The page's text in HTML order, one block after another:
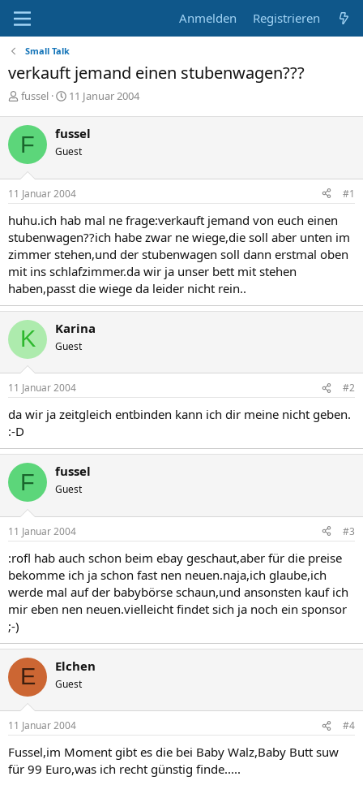
Anmelden Registrieren
Small Talk
verkauft jemand einen stubenwagen???
E
s
t
e
l
l
e
fussel
E
t
e
l
t
m
11 Januar 2004
F fussel
Guest
11 Januar 2004 #1
huhu.ich hab mal ne frage:verkauft jemand von euch einen
stubenwagen??ich habe zwar ne wiege,die soll aber unten im
zimmer stehen,und der stubenwagen soll dann erstmal oben
mit ins schlafzimmer.da wir ja unser bett mit stehen
haben,passt die wiege da leider nicht rein..
K Karina
Guest
11 Januar 2004 #2
da wir ja zeitgleich entbinden kann ich dir meine nicht geben.
:-D
F fussel
Guest
11 Januar 2004 #3
:rofl hab auch schon beim ebay geschaut,aber für die preise
bekomme ich ja schon fast nen neuen.naja,ich glaube,ich
werde mal auf der babybörse schaun,und ansonsten kauf ich
mir eben nen neuen.vielleicht findet sich ja noch ein sponsor
;-)
E Elchen
Guest
11 Januar 2004 #4
Fussel,im Moment gibt es die bei Baby Walz,Baby Butt suw
für 99 Euro,was ich recht günstig finde.....